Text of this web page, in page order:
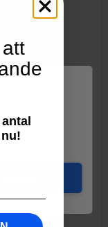
sajtens
vi